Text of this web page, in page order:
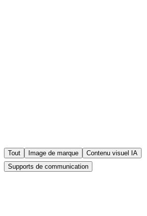
Tout Image de marque
Contenu visuel IA
Supports de communication